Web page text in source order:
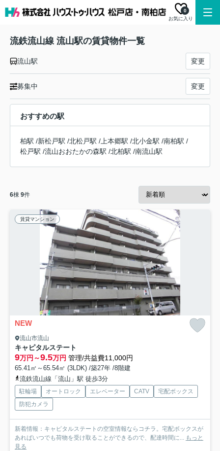
お気に入り
0
流鉄流山線 流山駅の賃貸物件一覧
流山駅 変更
募集中 変更
おすすめの駅
柏駅 /新松戸駅 /北松戸駅 / 上本郷駅 /北小金駅 /南柏駅 /
松戸駅 /流山おおたかの森駅 /北柏駅 /南流山駅
6棟 9件
賃貸マンション
NEW
流山市流山
キャピタルステート
9万円～9.5万円 管理/共益費11,000円
65.41㎡～65.54㎡ (3LDK) /築27年 /8階建
流鉄流山線「流山」駅 徒歩3分
駐輪場 オートロック エレベーター CATV
宅配ボックス
防犯カメラ
新着情報：キャピタルステートの空室情報ならコチラ。宅配ボックスが
あればいつでも荷物を受け取ることができるので、配達時間に... もっと
見る